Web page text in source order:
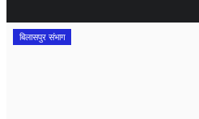
बिलासपुर संभाग